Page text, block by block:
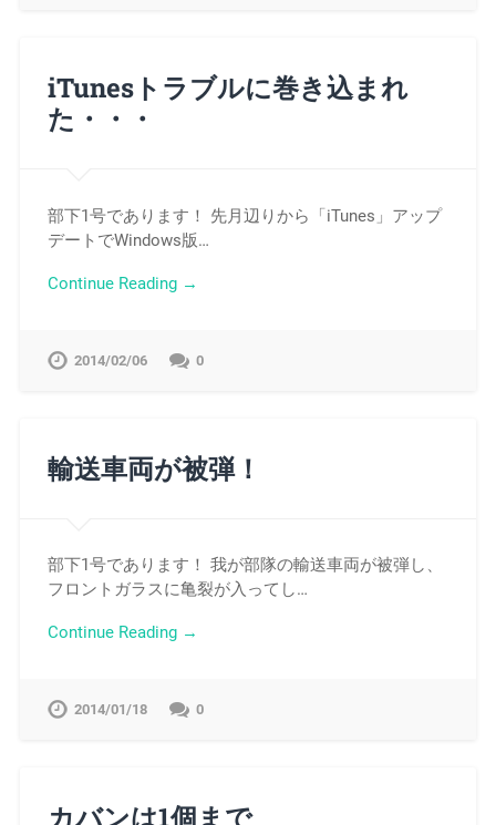
iTunesトラブルに巻き込まれ
た・・・
部下1号であります！ 先月辺りから「iTunes」アップ
デートでWindows版…
Continue Reading →
2014/02/06 0
輸送車両が被弾！
部下1号であります！ 我が部隊の輸送車両が被弾し、
フロントガラスに亀裂が入ってし…
Continue Reading →
2014/01/18 0
カバンは1個まで